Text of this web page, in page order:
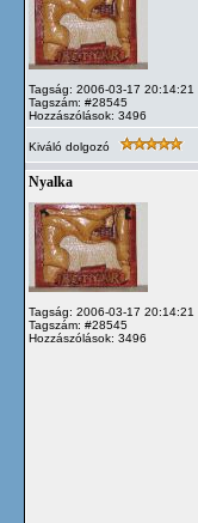
Tagság: 2006-03-17 20:14:21
Tagszám: #28545
Hozzászólások: 3496
Kiváló dolgozó
Nyalka
Tagság: 2006-03-17 20:14:21
Tagszám: #28545
Hozzászólások: 3496